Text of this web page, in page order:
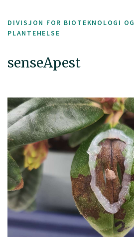
DIVISJON FOR BIOTEKNOLOGI OG
PLANTEHELSE
senseApest